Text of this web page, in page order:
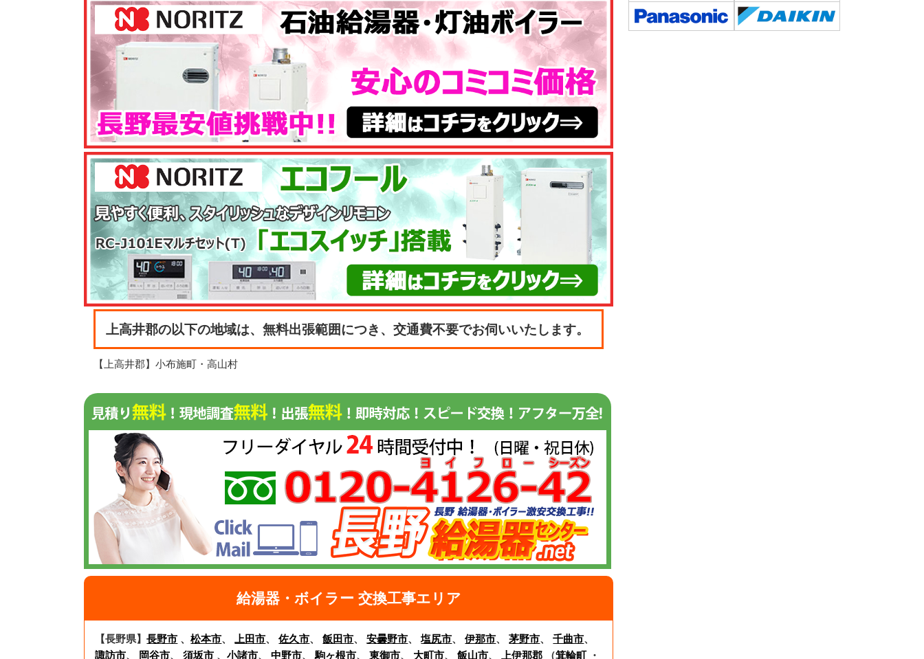
上高井郡の以下の地域は、無料出張範囲につき、交通費不要でお伺いいたします。
【上高井郡】小布施町・高山村
給湯器・ボイラー 交換工事エリア
【長野県】長野市 、松本市、 上田市、佐久市、飯田市、安曇野市、塩尻市、伊那市、茅野市、千曲市、
諏訪市、 岡谷市、須坂市 、小諸市、中野市、駒ヶ根市、東御市、 大町市、飯山市、 上伊那郡 （箕輪町・